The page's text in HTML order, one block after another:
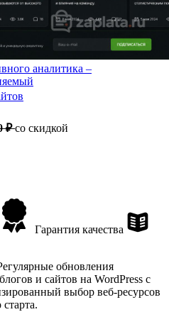
аналитика –
₽ со скидкой
Гарантия качества
обновления
и сайтов на WordPress с
выбор веб-ресурсов